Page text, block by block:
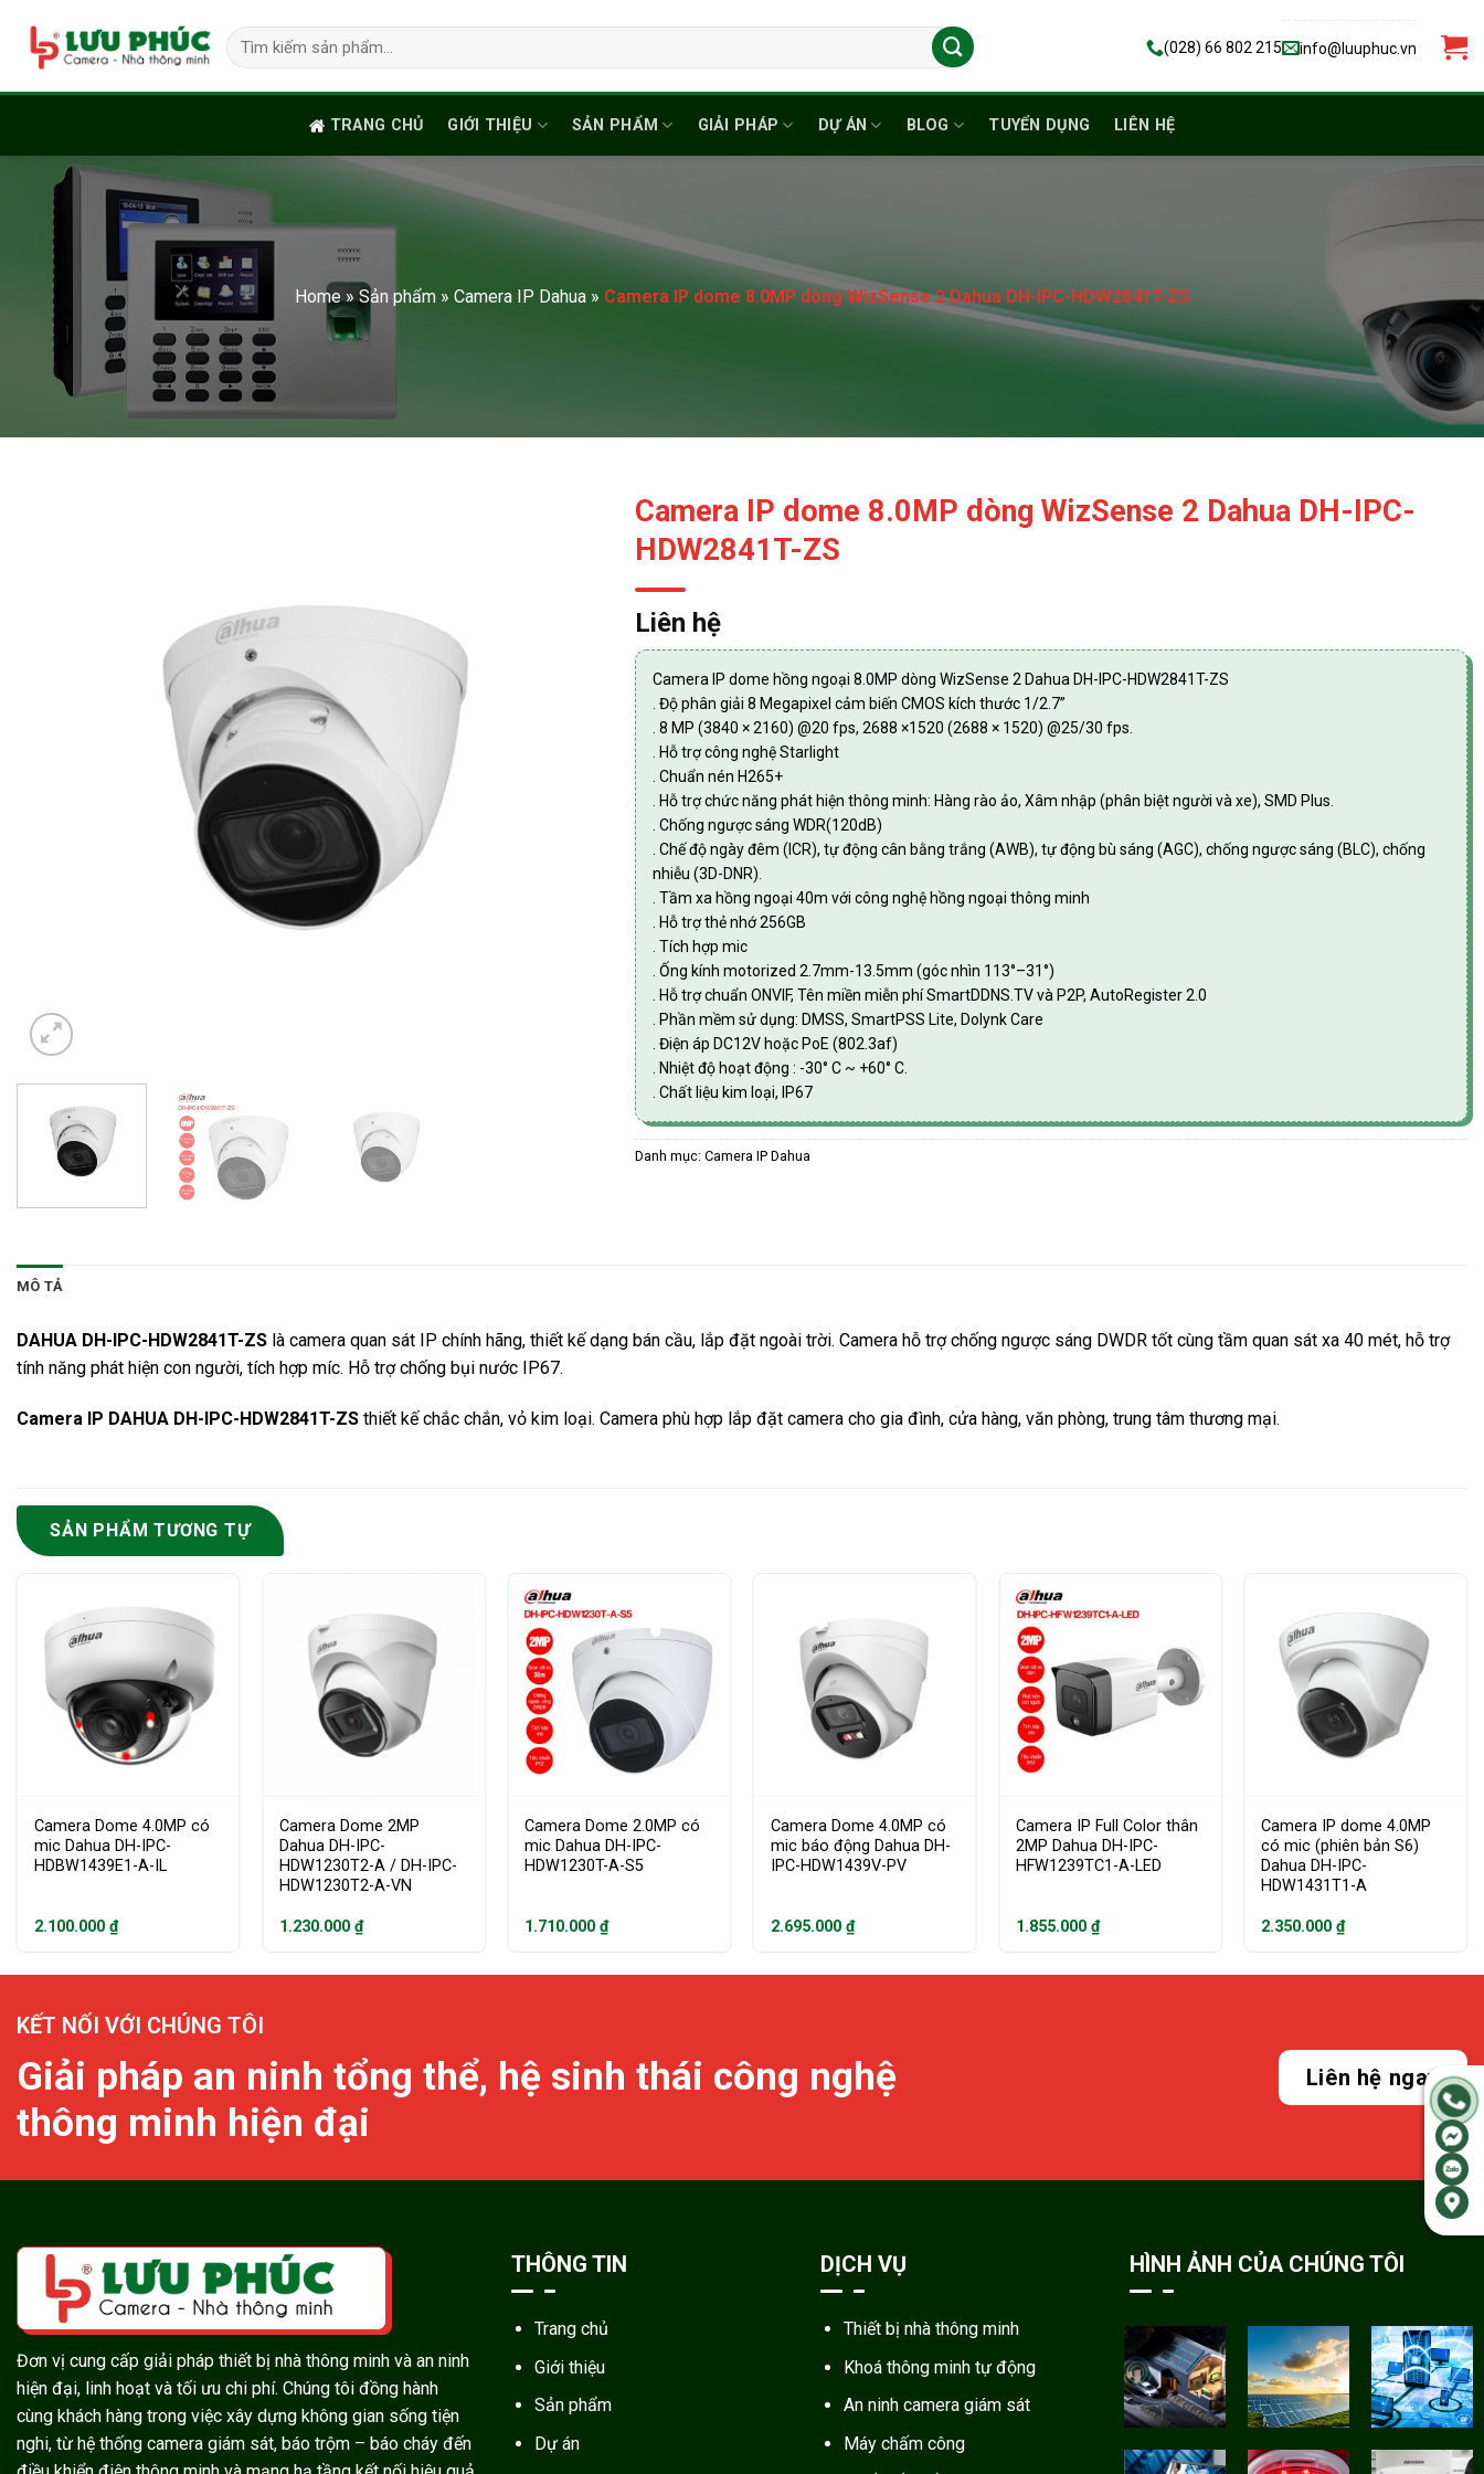
content
Tìm
kiếm:
(028) 66 802 215 info@luuphuc.vn
TRANG CHỦ GIỚI THIỆU SẢN PHẨM GIẢI PHÁP DỰ ÁN BLOG TUYỂN DỤNG LIÊN HỆ
Home»Sản phẩm» Camera IP Dahua» Camera IP dome 8.0MP dòng WizSense 2 Dahua DH-IPC-HDW2841T-ZS
Camera IP dome 8.0MP dòng WizSense 2 Dahua DH-IPC-
HDW2841T-ZS
Liên hệ
Camera IP dome hồng ngoại 8.0MP dòng WizSense 2 Dahua DH-IPC-HDW2841T-ZS
. Độ phân giải 8 Megapixel cảm biến CMOS kích thước 1/2.7”
. 8 MP (3840 × 2160) @20 fps, 2688 ×1520 (2688 × 1520) @25/30 fps.
. Hỗ trợ công nghệ Starlight
. Chuẩn nén H265+
. Hỗ trợ chức năng phát hiện thông minh: Hàng rào ảo, Xâm nhập (phân biệt người và xe), SMD Plus.
. Chống ngược sáng WDR(120dB)
. Chế độ ngày đêm (ICR), tự động cân bằng trắng (AWB), tự động bù sáng (AGC), chống ngược sáng (BLC), chống
nhiễu (3D-DNR).
. Tầm xa hồng ngoại 40m với công nghệ hồng ngoại thông minh
. Hỗ trợ thẻ nhớ 256GB
. Tích hợp mic
. Ống kính motorized 2.7mm-13.5mm (góc nhìn 113°–31°)
. Hỗ trợ chuẩn ONVIF, Tên miền miễn phí SmartDDNS.TV và P2P, AutoRegister 2.0
. Phần mềm sử dụng: DMSS, SmartPSS Lite, Dolynk Care
. Điện áp DC12V hoặc PoE (802.3af)
. Nhiệt độ hoạt động : -30° C ~ +60° C.
. Chất liệu kim loại, IP67
Danh mục: Camera IP Dahua
MÔ TẢ
DAHUA DH-IPC-HDW2841T-ZS là camera quan sát IP chính hãng, thiết kế dạng bán cầu, lắp đặt ngoài trời. Camera hỗ trợ chống ngược sáng DWDR tốt cùng tầm quan sát xa 40 mét, hỗ trợ
tính năng phát hiện con người, tích hợp míc. Hỗ trợ chống bụi nước IP67.
Camera IP DAHUA DH-IPC-HDW2841T-ZS thiết kế chắc chắn, vỏ kim loại. Camera phù hợp lắp đặt camera cho gia đình, cửa hàng, văn phòng, trung tâm thương mại.
SẢN PHẨM TƯƠNG TỰ
Camera Dome 4.0MP có
mic Dahua DH-IPC-
HDBW1439E1-A-IL
2.100.000 ₫
Camera Dome 2MP
Dahua DH-IPC-
HDW1230T2-A / DH-IPC-
HDW1230T2-A-VN
1.230.000₫
Camera Dome 2.0MP có
mic Dahua DH-IPC-
HDW1230T-A-S5
1.710.000₫
Camera Dome 4.0MP có
mic báo động Dahua DH-
IPC-HDW1439V-PV
2.695.000 ₫
Camera IP Full Color thân
2MP Dahua DH-IPC-
HFW1239TC1-A-LED
1.855.000₫
Camera IP dome 4.0MP
có mic (phiên bản S6)
Dahua DH-IPC-
HDW1431T1-A
2.350.000₫
KẾT NỐI VỚI CHÚNG TÔI
Giải pháp an ninh tổng thể, hệ sinh thái công nghệ
thông minh hiện đại
Liên hệ ngay
Đơn vị cung cấp giải pháp thiết bị nhà thông minh và an ninh
hiện đại, linh hoạt và tối ưu chi phí. Chúng tôi đồng hành
cùng khách hàng trong việc xây dựng không gian sống tiện
nghi, từ hệ thống camera giám sát, báo trộm – báo cháy đến
THÔNG TIN
Trang chủ
Giới thiệu
Sản phẩm
Dự án
DỊCH VỤ
Thiết bị nhà thông minh
Khoá thông minh tự động
An ninh camera giám sát
Máy chấm công
HÌNH ẢNH CỦA CHÚNG TÔI